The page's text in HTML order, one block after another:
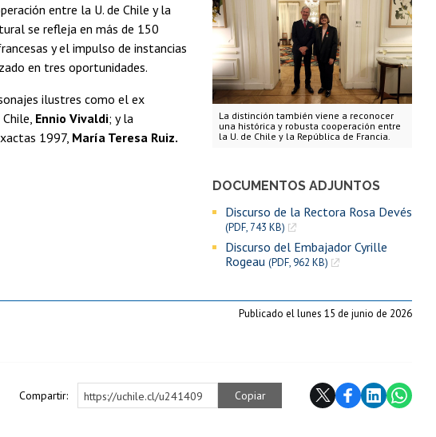
La distinción también viene a reconocer
una histórica y robusta cooperación entre
la U. de Chile y la República de Francia.
DOCUMENTOS ADJUNTOS
Discurso de la Rectora Rosa Devés
(PDF, 743 KB)
Discurso del Embajador Cyrille
Rogeau (PDF, 962 KB)
entre la U. de Chile y la
se refleja en más de 150
y el impulso de instancias
en tres oportunidades.
ilustres como el ex
Ennio Vivaldi; y la
1997, María Teresa Ruiz.
Publicado el lunes 15 de junio de 2026
Compartir: https://uchile.cl/u241409 Copiar